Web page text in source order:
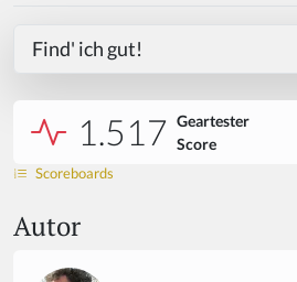
Find' ich gut!
1.517 Geartester
Score
Scoreboards
Autor